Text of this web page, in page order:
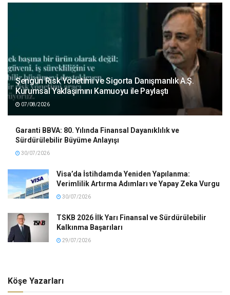
Şengün Risk Yönetimi ve Sigorta Danışmanlık A.Ş.
Kurumsal Yaklaşımını Kamuoyu ile Paylaştı
07/08/2026
Garanti BBVA: 80. Yılında Finansal Dayanıklılık ve
Sürdürülebilir Büyüme Anlayışı
30/07/2026
Visa’da İstihdamda Yeniden Yapılanma:
Verimlilik Artırma Adımları ve Yapay Zeka Vurgu
30/07/2026
TSKB 2026 İlk Yarı Finansal ve Sürdürülebilir
Kalkınma Başarıları
29/07/2026
Köşe Yazarları